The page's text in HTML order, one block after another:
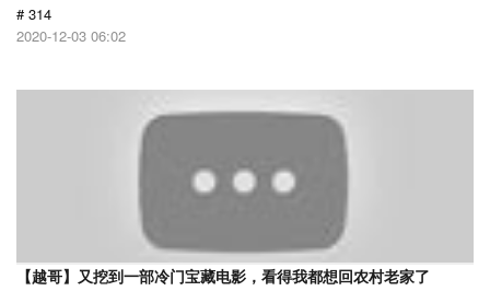
# 314
2020-12-03 06:02
【越哥】又挖到一部冷门宝藏电影，看得我都想回农村老家了